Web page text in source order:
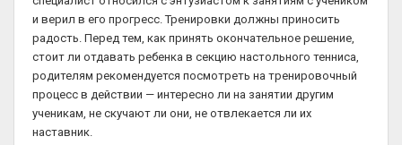
и верил в его прогресс. Тренировки должны приносить
радость. Перед тем, как принять окончательное решение,
стоит ли отдавать ребенка в секцию настольного тенниса,
родителям рекомендуется посмотреть на тренировочный
процесс в действии — интересно ли на занятии другим
ученикам, не скучают ли они, не отвлекается ли их
наставник.